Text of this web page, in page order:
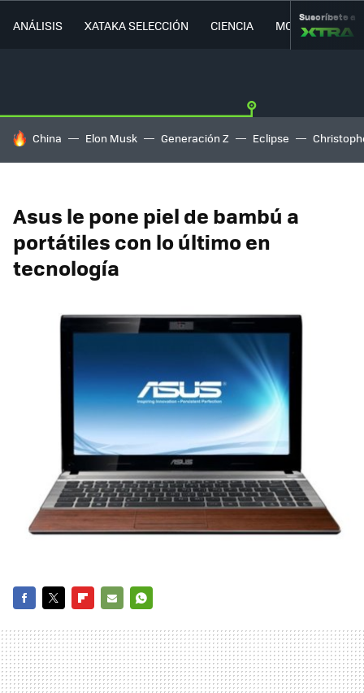
ANÁLISIS XATAKA SELECCIÓN CIENCIA MOVILIDAD
Suscríbete a
HOY SE HABLA DE
China Elon Musk Generación Z Eclipse
Asus le pone piel de bambú a
portátiles con lo último en
tecnología
MAIL